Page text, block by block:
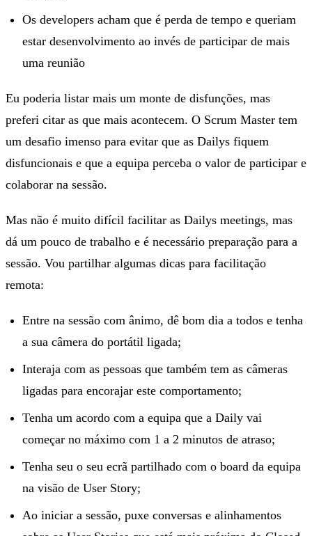
Os developers acham que é perda de tempo e queriam
estar desenvolvimento ao invés de participar de mais
uma reunião
Eu poderia listar mais um monte de disfunções, mas
preferi citar as que mais acontecem. O Scrum Master tem
um desafio imenso para evitar que as Dailys fiquem
disfuncionais e que a equipa perceba o valor de participar e
colaborar na sessão.
Mas não é muito difícil facilitar as Dailys meetings, mas
dá um pouco de trabalho e é necessário preparação para a
sessão. Vou partilhar algumas dicas para facilitação
remota:
Entre na sessão com ânimo, dê bom dia a todos e tenha
a sua câmera do portátil ligada;
Interaja com as pessoas que também tem as câmeras
ligadas para encorajar este comportamento;
Tenha um acordo com a equipa que a Daily vai
começar no máximo com 1 a 2 minutos de atraso;
Tenha seu o seu ecrã partilhado com o board da equipa
na visão de User Story;
Ao iniciar a sessão, puxe conversas e alinhamentos